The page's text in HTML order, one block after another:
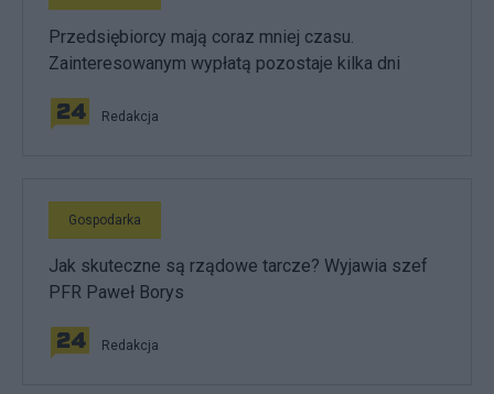
Przedsiębiorcy mają coraz mniej czasu.
Zainteresowanym wypłatą pozostaje kilka dni
Redakcja
Gospodarka
Jak skuteczne są rządowe tarcze? Wyjawia szef
PFR Paweł Borys
Redakcja